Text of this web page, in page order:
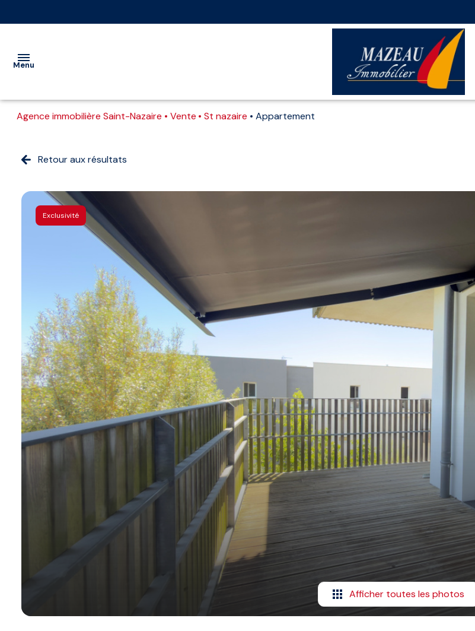
Menu
Nos
Vente
interactive
LOCATION
PROFESSIONNEL
Vente
professionnel
Location
GESTION
E-MAIL
CONTACT
Agence immobilière Saint-Nazaire Vente St nazaire Appartement
Retour aux résultats
Exclusivité
Afficher toutes les photos